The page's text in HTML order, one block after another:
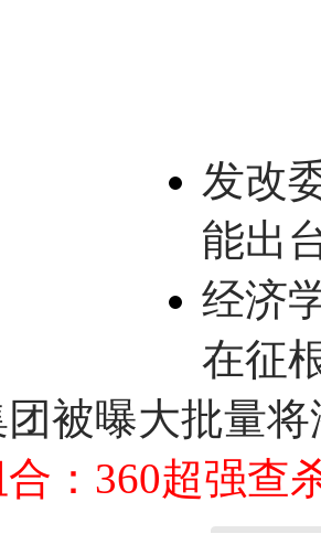
发改
能出
经济
在征
被曝大批量
：360超强查